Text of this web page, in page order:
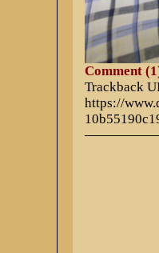
Comment
Trackback
https://